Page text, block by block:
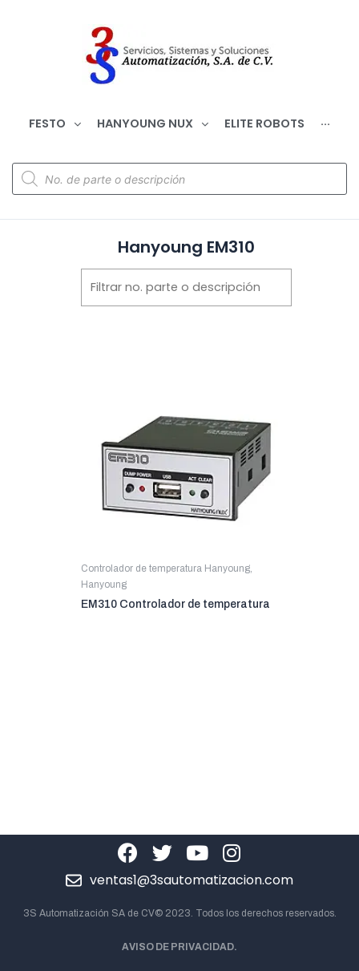
FESTO HANYOUNG NUX ELITE ROBOTS ···
Hanyoung EM310
Controlador de temperatura Hanyoung,
Hanyoung
EM310 Controlador de temperatura
ventas1@3sautomatizacion.com
3S Automatización SA de CV© 2023. Todos los derechos reservados.
AVISO DE PRIVACIDAD.